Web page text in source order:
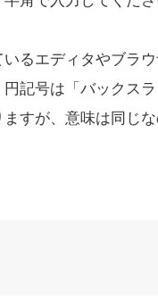
るエディタやブラ
円記号は「バックス
すが、意味は同じ